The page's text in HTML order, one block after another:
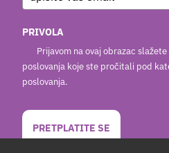
PRIVOLA
Prijavom na ovaj obrazac
poslovanja koje ste pročitali pod
poslovanja.
PRETPLATITE SE